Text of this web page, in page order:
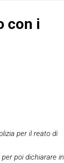
con i
per il reato di
per poi dichiarare in